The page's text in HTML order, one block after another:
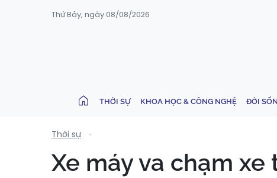
Thứ Bảy, ngày 08/08/2026
THỜI SỰ KHOA HỌC & CÔNG NGHỆ ĐỜI
Thời sự
Xe máy va chạm